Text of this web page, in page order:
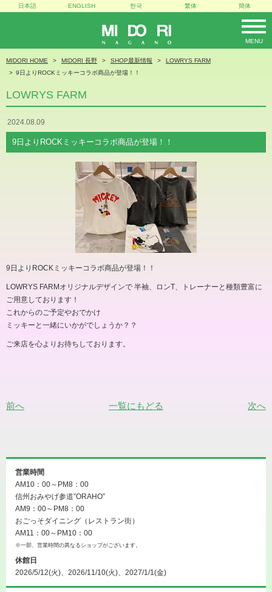
MIDORI
MENU
日本語 ENGLISH 한국 繁体 簡体
MIDORI HOME MIDORI 長野 SHOP最新情報
LOWRYS FARM
9日よりROCKミッキーコラボ商品が登場！！
LOWRYS FARM
2024.08.09
9日よりROCKミッキーコラボ商品が登場！！
9日よりROCKミッキーコラボ商品が登場！！
LOWRYS FARMオリジナルデザインで 半袖、ロンT、トレーナーと種類豊富に
ご用意しております！
これからのご予定やおでかけ
ミッキーと一緒にいかがでしょうか？？
ご来店を心よりお待ちしております。
前へ 一覧にもどる 次へ
営業時間
AM10：00～PM8：00
信州おみやげ参道”ORAHO”
AM9：00～PM8：00
おごっそダイニング（レストラン街）
AM11：00～PM10：00
※一部、営業時間の異なるショップがございます。
休館日
2026/5/12(火)、2026/11/10(火)、2027/1/1(金)